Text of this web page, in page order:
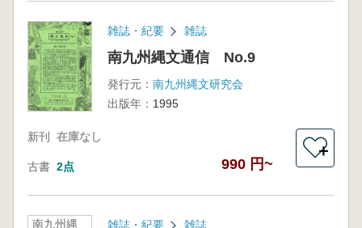
雑誌・紀要 雑誌
南九州縄文通信 No.9
発行元： 南九州縄文研究会
出版年： 1995
新刊 在庫なし
古書 2点 990 円~
＋
南九州縄
雑誌・紀要 雑誌